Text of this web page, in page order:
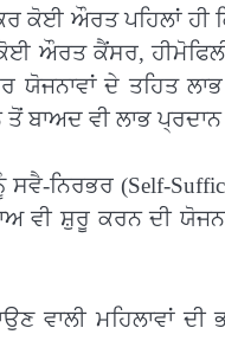
ਕੋਈ ਔਰਤ ਪਹਿਲਾਂ ਹੀ
ਔਰਤ ਕੈਂਸਰ,
ਦੇ ਤਹਿਤ
ਬਾਅਦ ਵੀ ਲਾਭ
ਨਿਰਭਰ (Self-
ਵੀ ਸ਼ੁਰੂ ਕਰਨ ਦੀ
ਵਾਲੀ ਮਹਿਲਾਵਾਂ ਦੀ